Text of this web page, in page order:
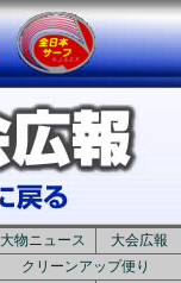
大物ニュース
大会広報
クリーンアップ便り